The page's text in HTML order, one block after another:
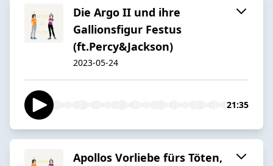
Die Argo II und ihre
Gallionsfigur Festus
(ft.Percy&Jackson)
2023-05-24
21:35
Apollos Vorliebe fürs Töten,